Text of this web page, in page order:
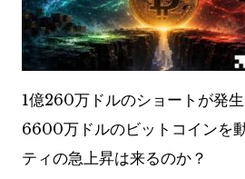
1億260万ドルのショートが発
6600万ドルのビットコインを
ティの急上昇は来るのか？